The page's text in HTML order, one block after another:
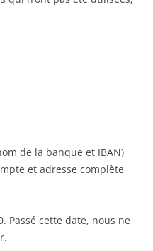
de la banque et IBAN)
et adresse complète
Passé cette date, nous ne